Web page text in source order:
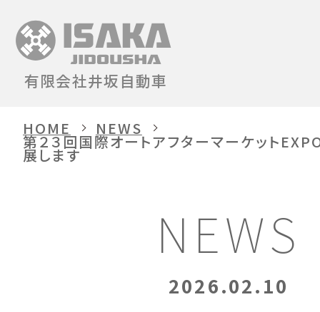
有限会社井坂自動車
HOME NEWS
第２３回国際オートアフターマーケット
展します
NEWS
2026.02.10